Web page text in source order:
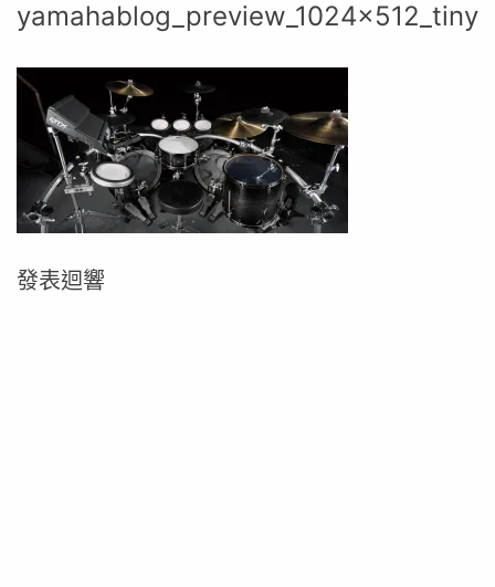
yamahablog_preview_1024x512_tiny
發表迴響